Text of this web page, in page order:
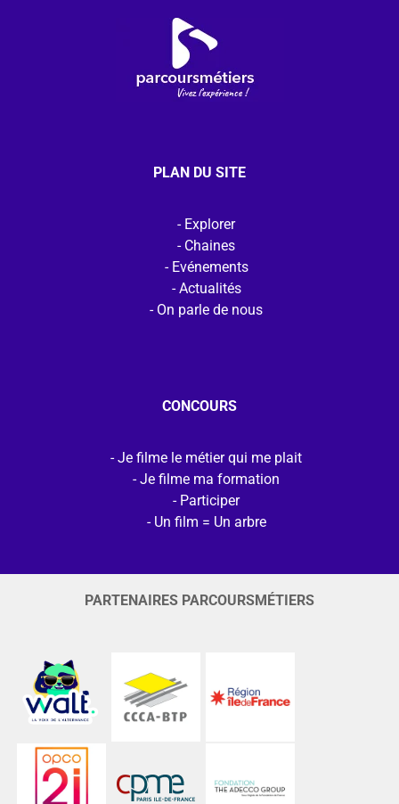
PLAN DU SITE
Explorer
Chaines
Evénements
Actualités
On parle de nous
CONCOURS
Je filme le métier qui me plait
Je filme ma formation
Participer
Un film = Un arbre
PARTENAIRES PARCOURSMÉTIERS